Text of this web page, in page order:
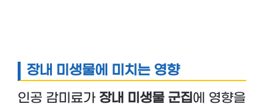
장내 미생물에 미치는 영향
인공 감미료가 장내 미생물 군집에 영향을